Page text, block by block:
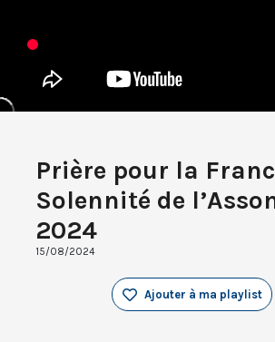
Prière pour la
Solennité de
2024
15/08/2024
Ajouter à ma playlist